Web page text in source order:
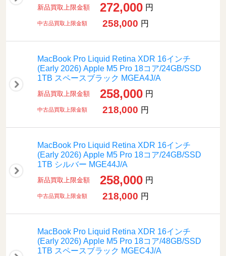
新品買取上限金額 272,000 円
中古品買取上限金額 258,000 円
MacBook Pro Liquid Retina XDR 16インチ
(Early 2026) Apple M5 Pro 18コア/24GB/SSD
1TB スペースブラック MGEA4J/A
新品買取上限金額 258,000 円
中古品買取上限金額 218,000 円
MacBook Pro Liquid Retina XDR 16インチ
(Early 2026) Apple M5 Pro 18コア/24GB/SSD
1TB シルバー MGE44J/A
新品買取上限金額 258,000 円
中古品買取上限金額 218,000 円
MacBook Pro Liquid Retina XDR 16インチ
(Early 2026) Apple M5 Pro 18コア/48GB/SSD
1TB スペースブラック MGEC4J/A